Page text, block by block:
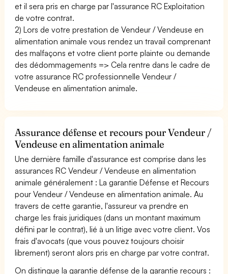
et il sera pris en charge par l'assurance RC Exploitation
de votre contrat.
2) Lors de votre prestation de Vendeur / Vendeuse en
alimentation animale vous rendez un travail comprenant
des malfaçons et votre client porte plainte ou demande
des dédommagements => Cela rentre dans le cadre de
votre assurance RC professionnelle Vendeur /
Vendeuse en alimentation animale.
Assurance défense et recours pour Vendeur /
Vendeuse en alimentation animale
Une dernière famille d'assurance est comprise dans les
assurances RC Vendeur / Vendeuse en alimentation
animale généralement : La garantie Défense et Recours
pour Vendeur / Vendeuse en alimentation animale. Au
travers de cette garantie, l'assureur va prendre en
charge les frais juridiques (dans un montant maximum
défini par le contrat), lié à un litige avec votre client. Vos
frais d'avocats (que vous pouvez toujours choisir
librement) seront alors pris en charge par votre contrat.
On distingue la garantie défense de la garantie recours :